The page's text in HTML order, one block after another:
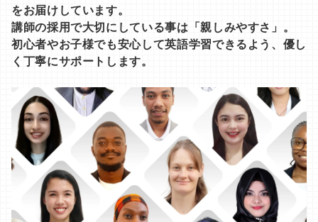
をお届けしています。
講師の採用で大切にしている事は「親しみやすさ」。
初心者やお子様でも安心して英語学習できるよう、優し
く丁寧にサポートします。